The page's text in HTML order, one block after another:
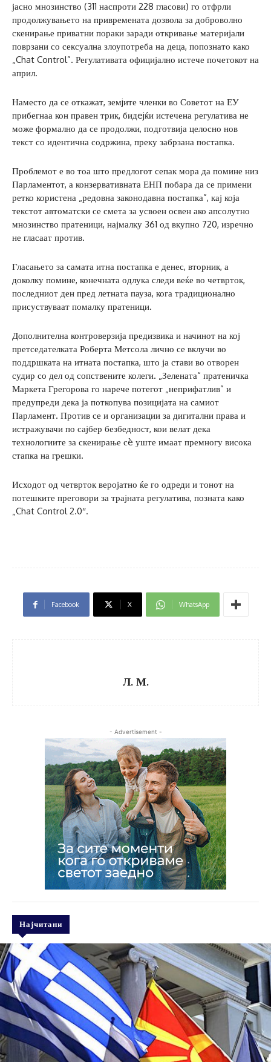
јасно мнозинство (311 наспроти 228 гласови) го отфрли
продолжувањето на привремената дозвола за доброволно
скенирање приватни пораки заради откривање материјали
поврзани со сексуална злоупотреба на деца, попознато како
„Chat Control”. Регулативата официјално истече почетокот на
април.
Наместо да се откажат, земjите членки во Советот на ЕУ
прибегнаа кон правен трик, бидejќи истечена регулатива не
може формално да се продолжи, подготвија целосно нов
текст со идентична содржина, преку забрзана постапка.
Проблемот е во тоа што предлогот сепак мора да помине низ
Парламентот, а конзервативната ЕНП побара да се примени
ретко користена „редовна законодавна постапка”, кај која
текстот автоматски се смета за усвоен освен ако апсолутно
мнозинство пратеници, најмалку 361 од вкупно 720, изречно
не гласаат против.
Гласањето за самата итна постапка е денес, вторник, а
доколку помине, конечната одлука следи веќе во четврток,
последниот ден пред летната пауза, кога традиционално
присуствуваат помалку пратеници.
Дополнителна контроверзија предизвика и начинот на кој
претседателката Роберта Метсола лично се вклучи во
поддршката на итната постапка, што ја стави во отворен
судир со дел од сопствените колеги. „Зелената“ пратеничка
Маркета Грегорова го нарече потегот „неприфатлив” и
предупреди дека ја поткопува позицијата на самиот
Парламент. Против се и организации за дигитални права и
истражувачи по сајбер безбедност, кои велат дека
технологиите за скенирање сè уште имаат премногу висока
стапка на грешки.
Исходот од четврток веројатно ќе го одреди и тонот на
потешките преговори за трајната регулатива, позната како
„Chat Control 2.0″.
Facebook X WhatsApp
Л. М.
- Advertisement -
Најчитани